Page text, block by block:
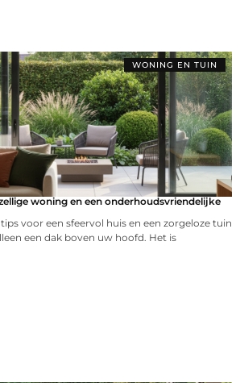
WONING EN TUIN
woning en een onderhoudsvriendelijke
voor een sfeervol huis en een zorgeloze tuin
een dak boven uw hoofd. Het is